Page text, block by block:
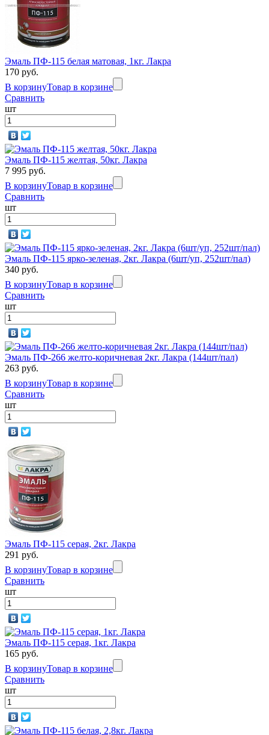
Эмаль ПФ-115 белая матовая, 1кг. Лакра
170 руб.
В корзинуТовар в корзине
Сравнить
шт
Эмаль ПФ-115 желтая, 50кг. Лакра
7 995 руб.
В корзинуТовар в корзине
Сравнить
шт
Эмаль ПФ-115 ярко-зеленая, 2кг. Лакра (6шт/уп, 252шт/пал)
340 руб.
В корзинуТовар в корзине
Сравнить
шт
Эмаль ПФ-266 желто-коричневая 2кг. Лакра (144шт/пал)
263 руб.
В корзинуТовар в корзине
Сравнить
шт
Эмаль ПФ-115 серая, 2кг. Лакра
291 руб.
В корзинуТовар в корзине
Сравнить
шт
Эмаль ПФ-115 серая, 1кг. Лакра
165 руб.
В корзинуТовар в корзине
Сравнить
шт